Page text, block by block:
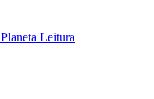
Planeta Leitura